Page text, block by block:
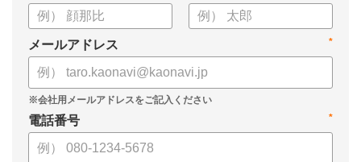
*
メールアドレス
*
電話番号